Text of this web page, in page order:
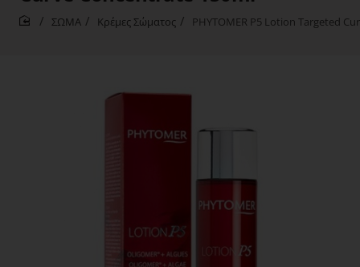
ΣΩΜΑ Κρέμες Σώματος PHYTOMER P5 Lotion Targeted